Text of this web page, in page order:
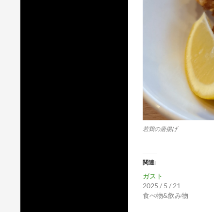
若鶏の唐揚げ
関連
ガスト
2025 / 5 / 21
食べ物&飲み物